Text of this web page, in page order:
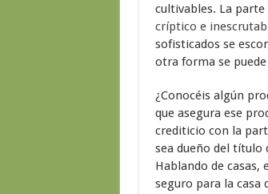
cultivables. La
críptico e
sofisticados se
otra forma se
¿Conocéis algún
que asegura ese
crediticio con la
sea dueño del título
Hablando de casas,
seguro para la casa